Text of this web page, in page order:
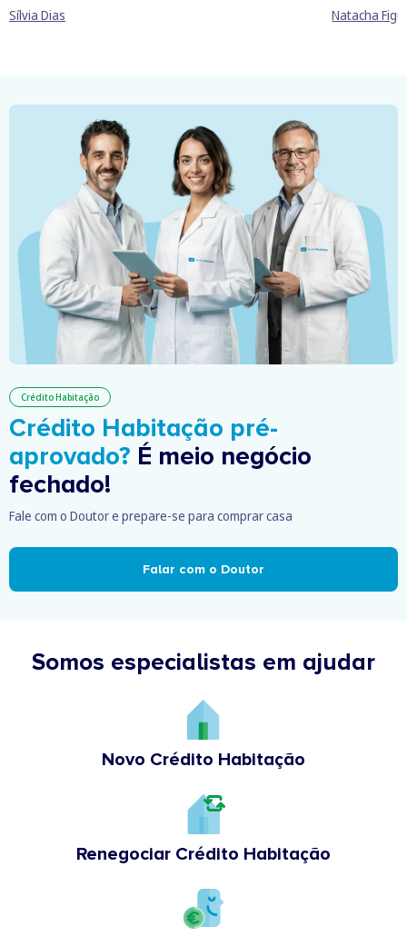
Sílvia Dias Natacha
Crédito Habitação
Crédito Habitação pré-
aprovado? É meio negócio
fechado!
Fale com o Doutor e prepare-se para comprar casa
Falar com o Doutor
Somos especialistas em ajudar
Novo Crédito Habitação
Renegociar Crédito Habitação